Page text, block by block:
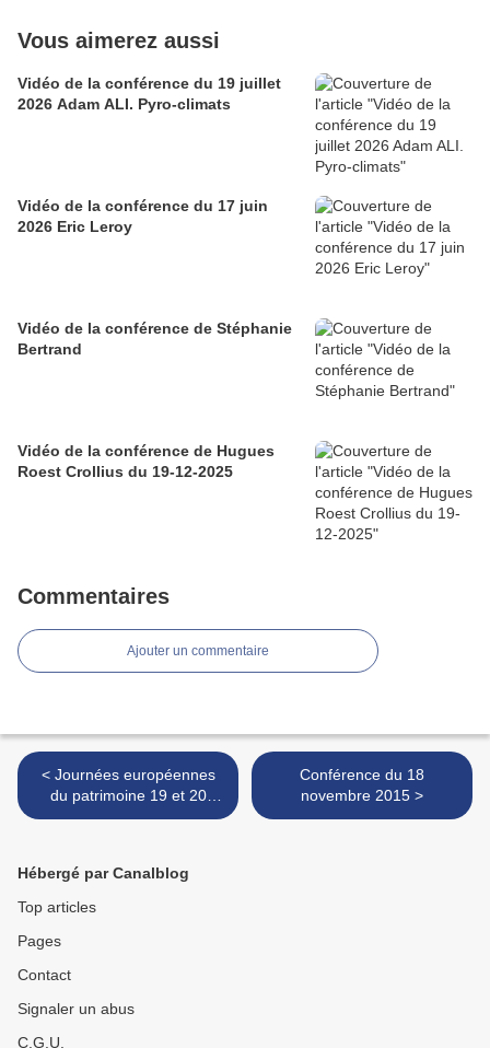
Vous aimerez aussi
Vidéo de la conférence du 19 juillet
2026 Adam ALI. Pyro-climats
Vidéo de la conférence du 17 juin
2026 Eric Leroy
Vidéo de la conférence de Stéphanie
Bertrand
Vidéo de la conférence de Hugues
Roest Crollius du 19-12-2025
Commentaires
Ajouter un commentaire
< Journées européennes
du patrimoine 19 et 20
septembre 2015
Conférence du 18
novembre 2015 >
Hébergé par Canalblog
Top articles
Pages
Contact
Signaler un abus
C.G.U.